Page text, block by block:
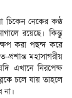
চিকেন নেকের কণ্ঠ
রয়েছে। কিন্তু
করা পছন্দ করে
মহাসাগরীয়
এখানে নিরপেক্ষ
চলে যায় তাহলে